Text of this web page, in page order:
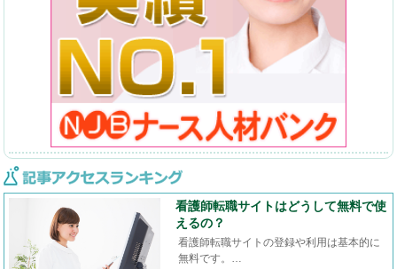
看護師転職サイトはどうして無料で使
えるの？
看護師転職サイトの登録や利用は基本的に
無料です。…